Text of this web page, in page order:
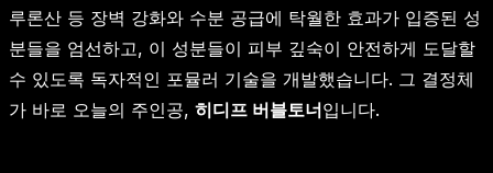
루론산 등 장벽 강화와 수분 공급에 탁월한 효과가 입증된 성
분들을 엄선하고, 이 성분들이 피부 깊숙이 안전하게 도달할
수 있도록 독자적인 포뮬러 기술을 개발했습니다. 그 결정체
가 바로 오늘의 주인공, 히디프 버블토너입니다.